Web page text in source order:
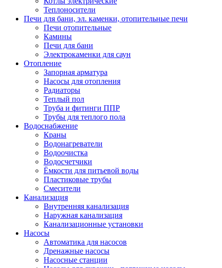
Теплоносители
Печи для бани, эл. каменки, отопительные печи
Печи отопительные
Камины
Печи для бани
Электрокаменки для саун
Отопление
Запорная арматура
Насосы для отопления
Радиаторы
Теплый пол
Труба и фитинги ППР
Трубы для теплого пола
Водоснабжение
Краны
Водонагреватели
Водоочистка
Водосчетчики
Ёмкости для питьевой воды
Пластиковые трубы
Смесители
Канализация
Внутренняя канализация
Наружная канализация
Канализационные установки
Насосы
Автоматика для насосов
Дренажные насосы
Насосные станции